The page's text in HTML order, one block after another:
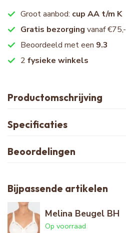
Groot aanbod: cup AA t/m K
Gratis bezorging vanaf €75,-
Beoordeeld met een 9.3
2 fysieke winkels
Productomschrijving
Specificaties
Beoordelingen
Bijpassende artikelen
Melina Beugel BH
Op voorraad